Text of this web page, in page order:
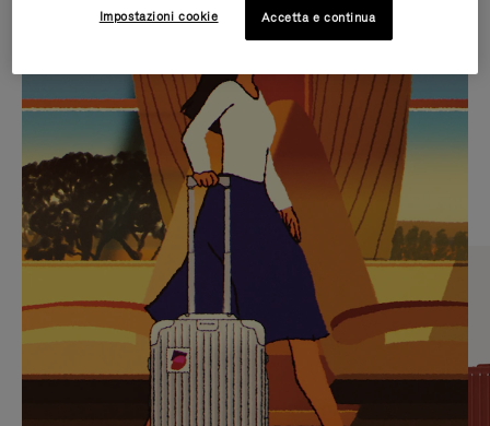
NON
È
IN
PAUSA,
PREMERE
PER
METTERLO
PAUSA
È
SILENZIATO,
PREMI
PER
ATTIVARE
LAUDIO
SELEZIONI REGALO CURATE
Trova la compagna perfetta
per ogni viaggio
Impostazioni cookie Accetta e continua